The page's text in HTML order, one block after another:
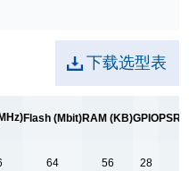
下载选型表
Flash (Mbit)RAM (KB)GPIO
64 56 28